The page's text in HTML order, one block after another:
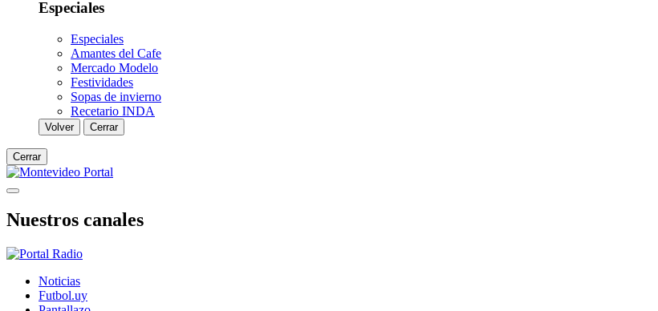
Especiales
Especiales
Amantes del Cafe
Mercado Modelo
Festividades
Sopas de invierno
Recetario INDA
Volver Cerrar
Cerrar
Nuestros canales
Noticias
Futbol.uy